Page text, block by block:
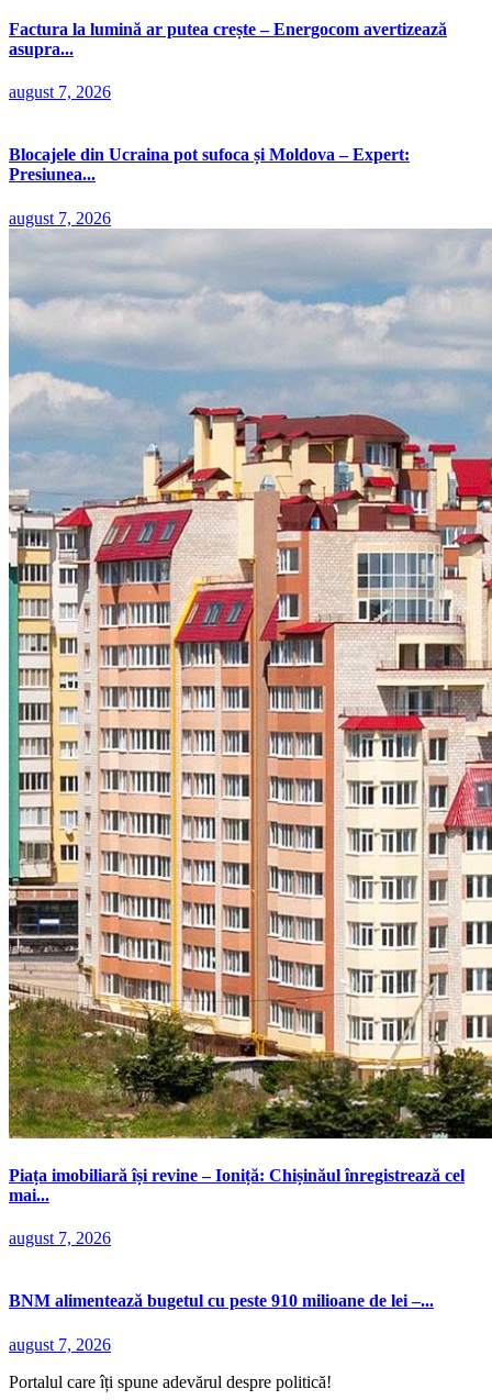
Factura la lumină ar putea crește – Energocom avertizează
asupra...
august 7, 2026
Blocajele din Ucraina pot sufoca și Moldova – Expert:
Presiunea...
august 7, 2026
Piața imobiliară își revine – Ioniță: Chișinăul înregistrează cel
mai...
august 7, 2026
BNM alimentează bugetul cu peste 910 milioane de lei –...
august 7, 2026
Portalul care îți spune adevărul despre politică!